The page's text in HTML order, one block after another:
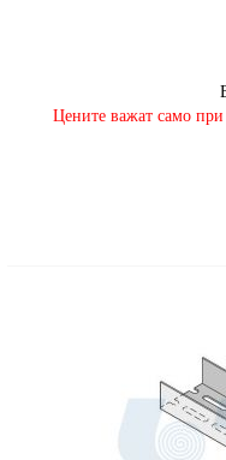
​Цените важат само